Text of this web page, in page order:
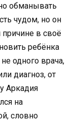
обманывать
чудом, но он
в своё
ребёнка
одного врача,
диагноз, от
Аркадия
на
словно